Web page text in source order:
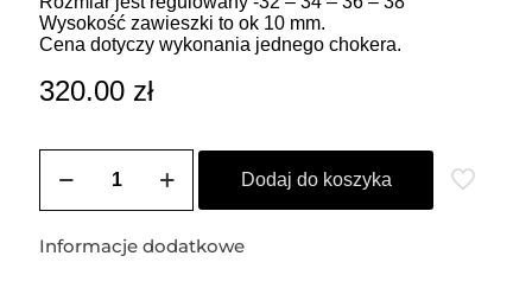
Wysokość zawieszki to ok 10 mm.
Cena dotyczy wykonania jednego chokera.
320.00 zł
ZOZO
Choker
Dodaj do koszyka
Informacje dodatkowe